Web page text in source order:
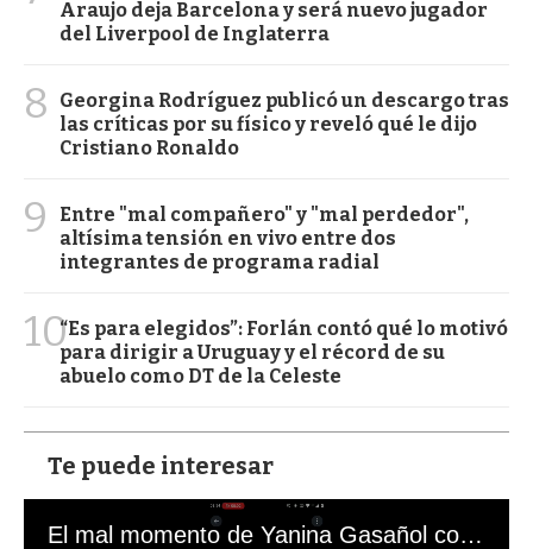
Araujo deja Barcelona y será nuevo jugador
del Liverpool de Inglaterra
8
Georgina Rodríguez publicó un descargo tras
las críticas por su físico y reveló qué le dijo
Cristiano Ronaldo
9
Entre "mal compañero" y "mal perdedor",
altísima tensión en vivo entre dos
integrantes de programa radial
10“Es para elegidos”: Forlán contó qué lo motivó
para dirigir a Uruguay y el récord de su
abuelo como DT de la Celeste
Te puede interesar
El mal momento de Yanina Gasañol con un hincha argentino en "Subrayado"